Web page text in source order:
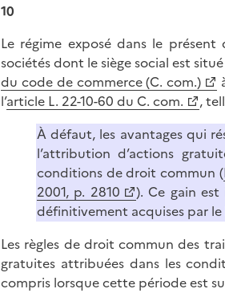
10
Le régime exposé dans le
sociétés dont le siège social est
du code de commerce (C. com.)
l’article L. 22-10-60 du C. com. ,
À défaut, les avantages qui
l’attribution d’actions
conditions de droit commun (
2001, p. 2810
). Ce gain
définitivement acquises par
Les règles de droit commun des
gratuites attribuées dans les
compris lorsque cette période est